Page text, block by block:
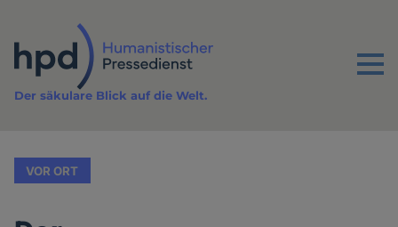
Inhalt
Menu
Der säkulare Blick auf die Welt.
VOR ORT